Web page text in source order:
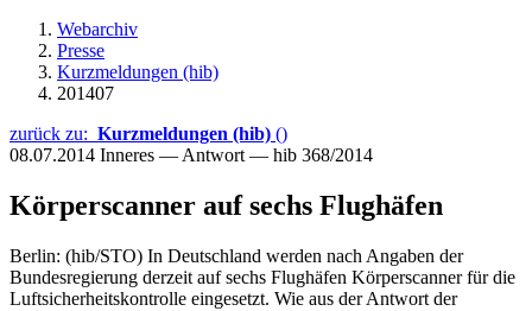
Webarchiv
Presse
Kurzmeldungen (hib)
201407
zurück zu: Kurzmeldungen (hib) ()
08.07.2014 Inneres — Antwort — hib 368/2014
Körperscanner auf sechs Flughäfen
Berlin: (hib/STO) In Deutschland werden nach Angaben der
Bundesregierung derzeit auf sechs Flughäfen Körperscanner für die
Luftsicherheitskontrolle eingesetzt. Wie aus der Antwort der